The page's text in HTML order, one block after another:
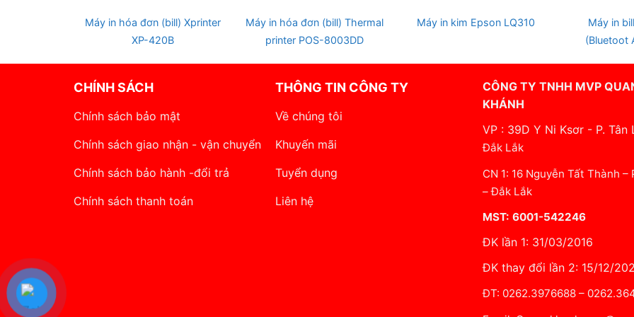
Máy in hóa đơn (bill) Xprinter
XP-420B
OUT OF STOCK
Máy in hóa đơn (bill) Thermal
printer POS-8003DD
Máy in kim Epson LQ310
Máy in
(Bluetoot
CHÍNH SÁCH
Chính sách bảo mật
Chính sách giao nhận - vận chuyển
Chính sách bảo hành -đổi trả
Chính sách thanh toán
THÔNG TIN CÔNG TY
Về chúng tôi
Khuyến mãi
Tuyển dụng
Liên hệ
CÔNG TY TNHH MVP
KHÁNH
VP : 39D Y Ni Ksơr - P. Tân
Đắk Lắk
CN 1: 16 Nguyễn Tất Thành –
– Đắk Lắk
MST: 6001-542246
ĐK lần 1: 31/03/2016
ĐK thay đổi lần 2: 15/12/
ĐT: 0262.3976688 –